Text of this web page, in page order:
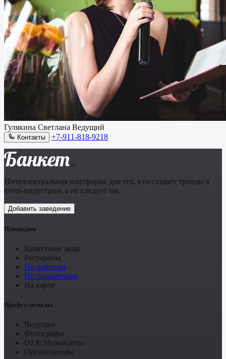
Гулякина Светлана Ведущий
Контакты +7-911-818-9218
Банкет .ru
Интеллектуальная платформа для тех, кто создаёт тренды в
event-индустрии, а не следует им.
Добавить заведение
Площадки
Банкетные залы
Рестораны
По районам
По параметрам
На карте
Профессионалы
Ведущие
Фотографы
DJ & Музыканты
Организаторы